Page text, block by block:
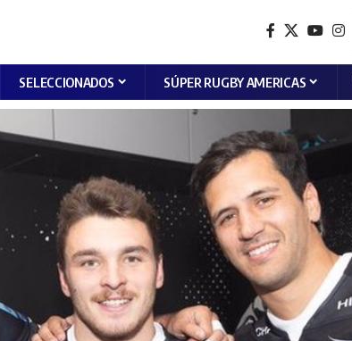
SELECCIONADOS SÚPER RUGBY AMERICAS